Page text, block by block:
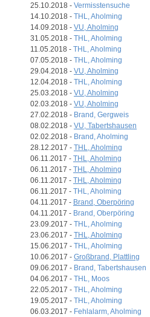
25.10.2018 - Vermisstensuche
14.10.2018 - THL, Aholming
14.09.2018 - VU, Aholming
31.05.2018 - THL, Aholming
11.05.2018 - THL, Aholming
07.05.2018 - THL, Aholming
29.04.2018 - VU, Aholming
12.04.2018 - THL, Aholming
25.03.2018 - VU, Aholming
02.03.2018 - VU, Aholming
27.02.2018 - Brand, Gergweis
08.02.2018 - VU, Tabertshausen
02.02.2018 - Brand, Aholming
28.12.2017 - THL, Aholming
06.11.2017 - THL, Aholming
06.11.2017 - THL, Aholming
06.11.2017 - THL, Aholming
06.11.2017 - THL, Aholming
04.11.2017 - Brand, Oberpöring
04.11.2017 - Brand, Oberpöring
23.09.2017 - THL, Aholming
23.06.2017 - THL, Aholming
15.06.2017 - THL, Aholming
10.06.2017 - Großbrand, Plattling
09.06.2017 - Brand, Tabertshausen
04.06.2017 - THL, Moos
22.05.2017 - THL, Aholming
19.05.2017 - THL, Aholming
06.03.2017 - Fehlalarm, Aholming